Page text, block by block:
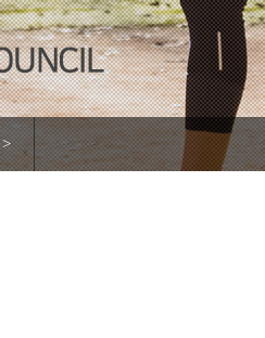
지도자수업현황
생활체육교실
대회정보
유/청소년교실
>